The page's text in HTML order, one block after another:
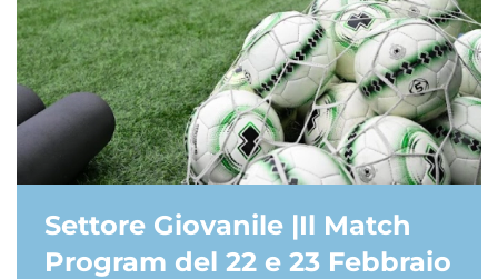
Settore Giovanile |Il Match
Program del 22 e 23 Febbraio